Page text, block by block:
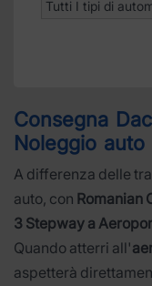
Consegna
Noleggio
A differenza delle
auto, con Romanian
3 Stepway a
Quando atterri all'
aspetterà